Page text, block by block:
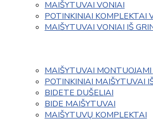
MAIŠYTUVAI VONIAI
POTINKINIAI KOMPLEKTAI
MAIŠYTUVAI VONIAI IŠ
MAIŠYTUVAI
POTINKINIAI MAIŠYTUVAI
BIDETE DUŠELIAI
BIDE MAIŠYTUVAI
MAIŠYTUVŲ KOMPLEKTAI